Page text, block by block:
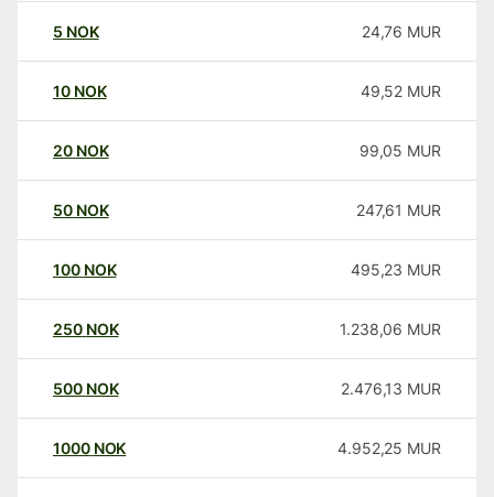
5 NOK 24,76 MUR
10 NOK 49,52 MUR
20 NOK 99,05 MUR
50 NOK 247,61 MUR
100 NOK 495,23 MUR
250 NOK 1.238,06 MUR
500 NOK 2.476,13 MUR
1000 NOK 4.952,25 MUR